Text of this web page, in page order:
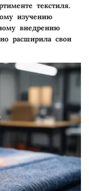
текстиля.
изучению
внедрению
расширила свои